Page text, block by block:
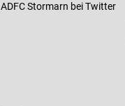
ADFC Stormarn bei Twitter